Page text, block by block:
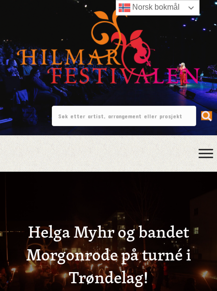
Helga Myhr og bandet
Morgonrode på turné i
Trøndelag!
Norsk bokmål